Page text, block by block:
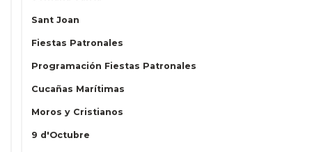
Sant Joan
Fiestas Patronales
Programación Fiestas Patronales
Cucañas Marítimas
Moros y Cristianos
9 d'Octubre